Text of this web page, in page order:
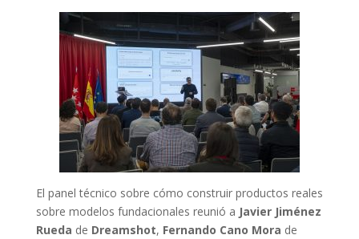
El panel técnico sobre cómo construir productos reales
sobre modelos fundacionales reunió a Javier Jiménez
Rueda de Dreamshot, Fernando Cano Mora de